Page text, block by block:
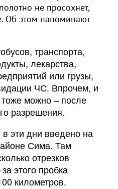
не просохнет,
Об этом напоминают
транспорта,
лекарства,
или грузы,
ЧС. Впрочем, и
можно – после
разрешения.
эти дни введено на
Сима. Там
отрезков
этого пробка
километров.